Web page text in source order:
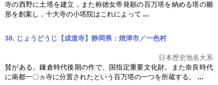
寺の西野に土塔を建立，また称徳女帝発願の百万塔を納める塔の雛
形を創案し，十大寺の小塔院はこれによって ...
38. じょうどうじ【成道寺】静岡県：焼津市／一色村
日本歴史地名大系
賛がある。鎌倉時代後期の作で、国指定重要文化財。また奈良時代
に南都一〇ヵ寺に分置されたという百万塔の一つを所蔵する。 ...